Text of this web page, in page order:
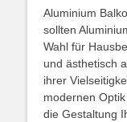
Aluminium
sollten
Wahl für
und ästhetisch
ihrer
modernen
die Gestaltung